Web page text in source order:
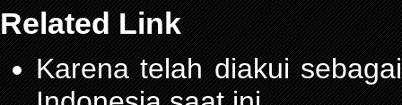
Related Link
Karena telah diakui